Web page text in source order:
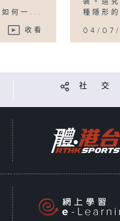
如何一...
收看
種隱形
04/
社 交